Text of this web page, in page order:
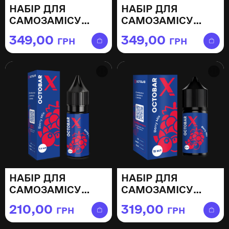
НАБІР ДЛЯ
САМОЗАМІСУ
ГРАНАТОВИЙ
ФРЕШ — 30МЛ
349,00 ГРН
НАБІР ДЛЯ
САМОЗАМІСУ
АПЕРОЛЬ ШПРИЦ
— 30МЛ
349,00 ГРН
НАБІР ДЛЯ
САМОЗАМІСУ
OCTOBAR X BERRY
MIX — 15МЛ
210,00 ГРН
НАБІР ДЛЯ
САМОЗАМІСУ
OCTOBAR X BERRY
MIX — 30МЛ
319,00 ГРН